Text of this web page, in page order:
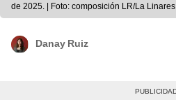
de 2025. | Foto: composición LR/La Linares
Danay Ruiz